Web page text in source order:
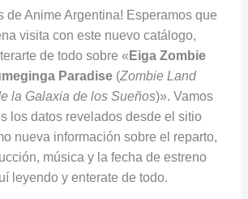
de Anime Argentina! Esperamos que
visita con este nuevo catálogo,
de todo sobre « Eiga Zombie
Paradise(Zombie Land
la Galaxia de los Sueños)». Vamos
los datos revelados desde el sitio
nueva información sobre el reparto,
música y la fecha de estreno
leyendo y enterate de todo.